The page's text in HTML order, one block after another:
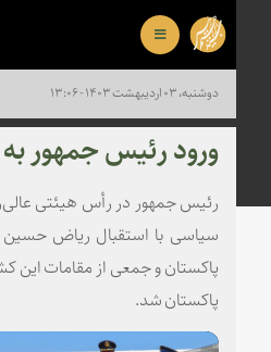
دوشنبه، ۰۳ اردیبهشت ۱۴۰۳ - ۱۳:۰۶
ورود رئیس جمهور به
رئیس جمهور در رأس هیئتی
سیاسی با استقبال ریاض حسین
پاکستان و جمعی از مقامات این
پاکستان شد.